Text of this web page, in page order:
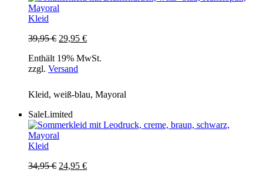
Kleid
39,95€ Ursprünglicher
war:
39,95 €
29,95 €Aktueller
ist:
Enthält 19% MwSt.
zzgl. Versand
Kleid, weiß-blau, Mayoral
SaleLimited
Kleid
34,95€ Ursprünglicher
24,95 €Aktueller